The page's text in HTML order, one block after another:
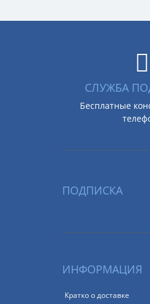
СЛУЖБА
Бесплатные
ПОДПИСКА
ИНФОРМАЦИЯ
Кратко о доставке